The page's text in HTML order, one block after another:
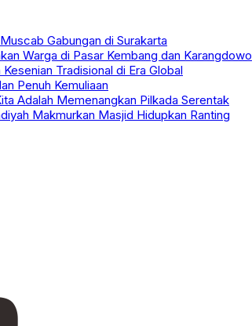
Gabungan di Surakarta
Warga di Pasar Kembang dan Karangdowo
Tradisional di Era Global
Penuh Kemuliaan
Adalah Memenangkan Pilkada Serentak
Makmurkan Masjid Hidupkan Ranting